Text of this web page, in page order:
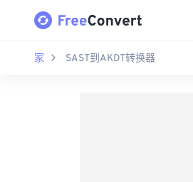
家 SAST到AKDT转换器